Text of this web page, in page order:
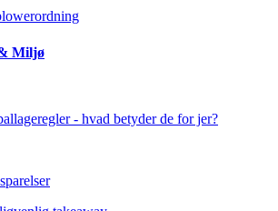
Miljø
- hvad betyder de for jer?